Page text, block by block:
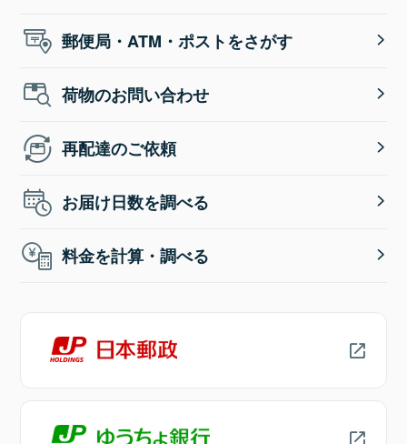
郵便局・ATM・ポストをさがす
荷物のお問い合わせ
再配達のご依頼
お届け日数を調べる
料金を計算・調べる